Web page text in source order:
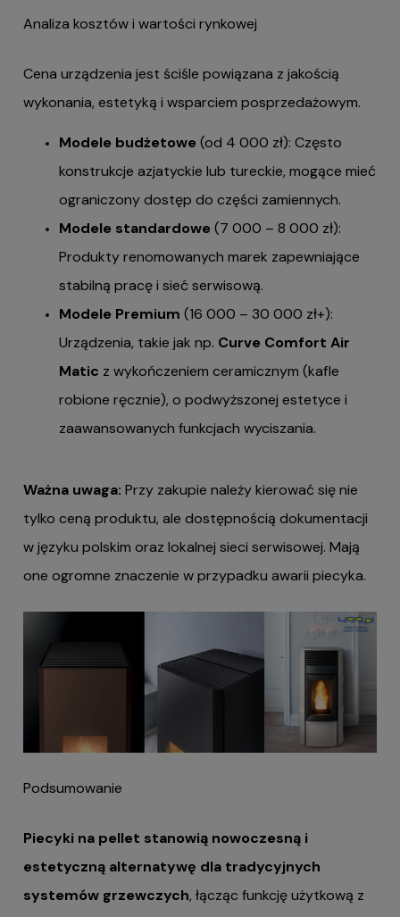
Analiza kosztów i wartości rynkowej
Cena urządzenia jest ściśle powiązana z jakością
wykonania, estetyką i wsparciem posprzedażowym.
Modele budżetowe (od 4 000 zł): Często
konstrukcje azjatyckie lub tureckie, mogące mieć
ograniczony dostęp do części zamiennych.
Modele standardowe (7 000 – 8 000 zł):
Produkty renomowanych marek zapewniające
stabilną pracę i sieć serwisową.
Modele Premium (16 000 – 30 000 zł+):
Urządzenia, takie jak np. Curve Comfort Air
Matic z wykończeniem ceramicznym (kafle
robione ręcznie), o podwyższonej estetyce i
zaawansowanych funkcjach wyciszania.
Ważna uwaga: Przy zakupie należy kierować się nie
tylko ceną produktu, ale dostępnością dokumentacji
w języku polskim oraz lokalnej sieci serwisowej. Mają
one ogromne znaczenie w przypadku awarii piecyka.
Podsumowanie
Piecyki na pellet stanowią nowoczesną i
estetyczną alternatywę dla tradycyjnych
systemów grzewczych, łącząc funkcję użytkową z